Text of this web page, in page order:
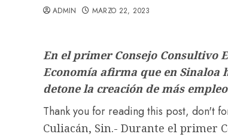
ADMIN MARZO 22, 2023
En el primer Consejo Consultivo
Economía afirma que en Sinaloa
detone la creación de más
Thank you for reading this post, don't
Culiacán, Sin.- Durante el primer